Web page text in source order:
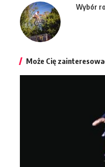
Wybór
Może Cię